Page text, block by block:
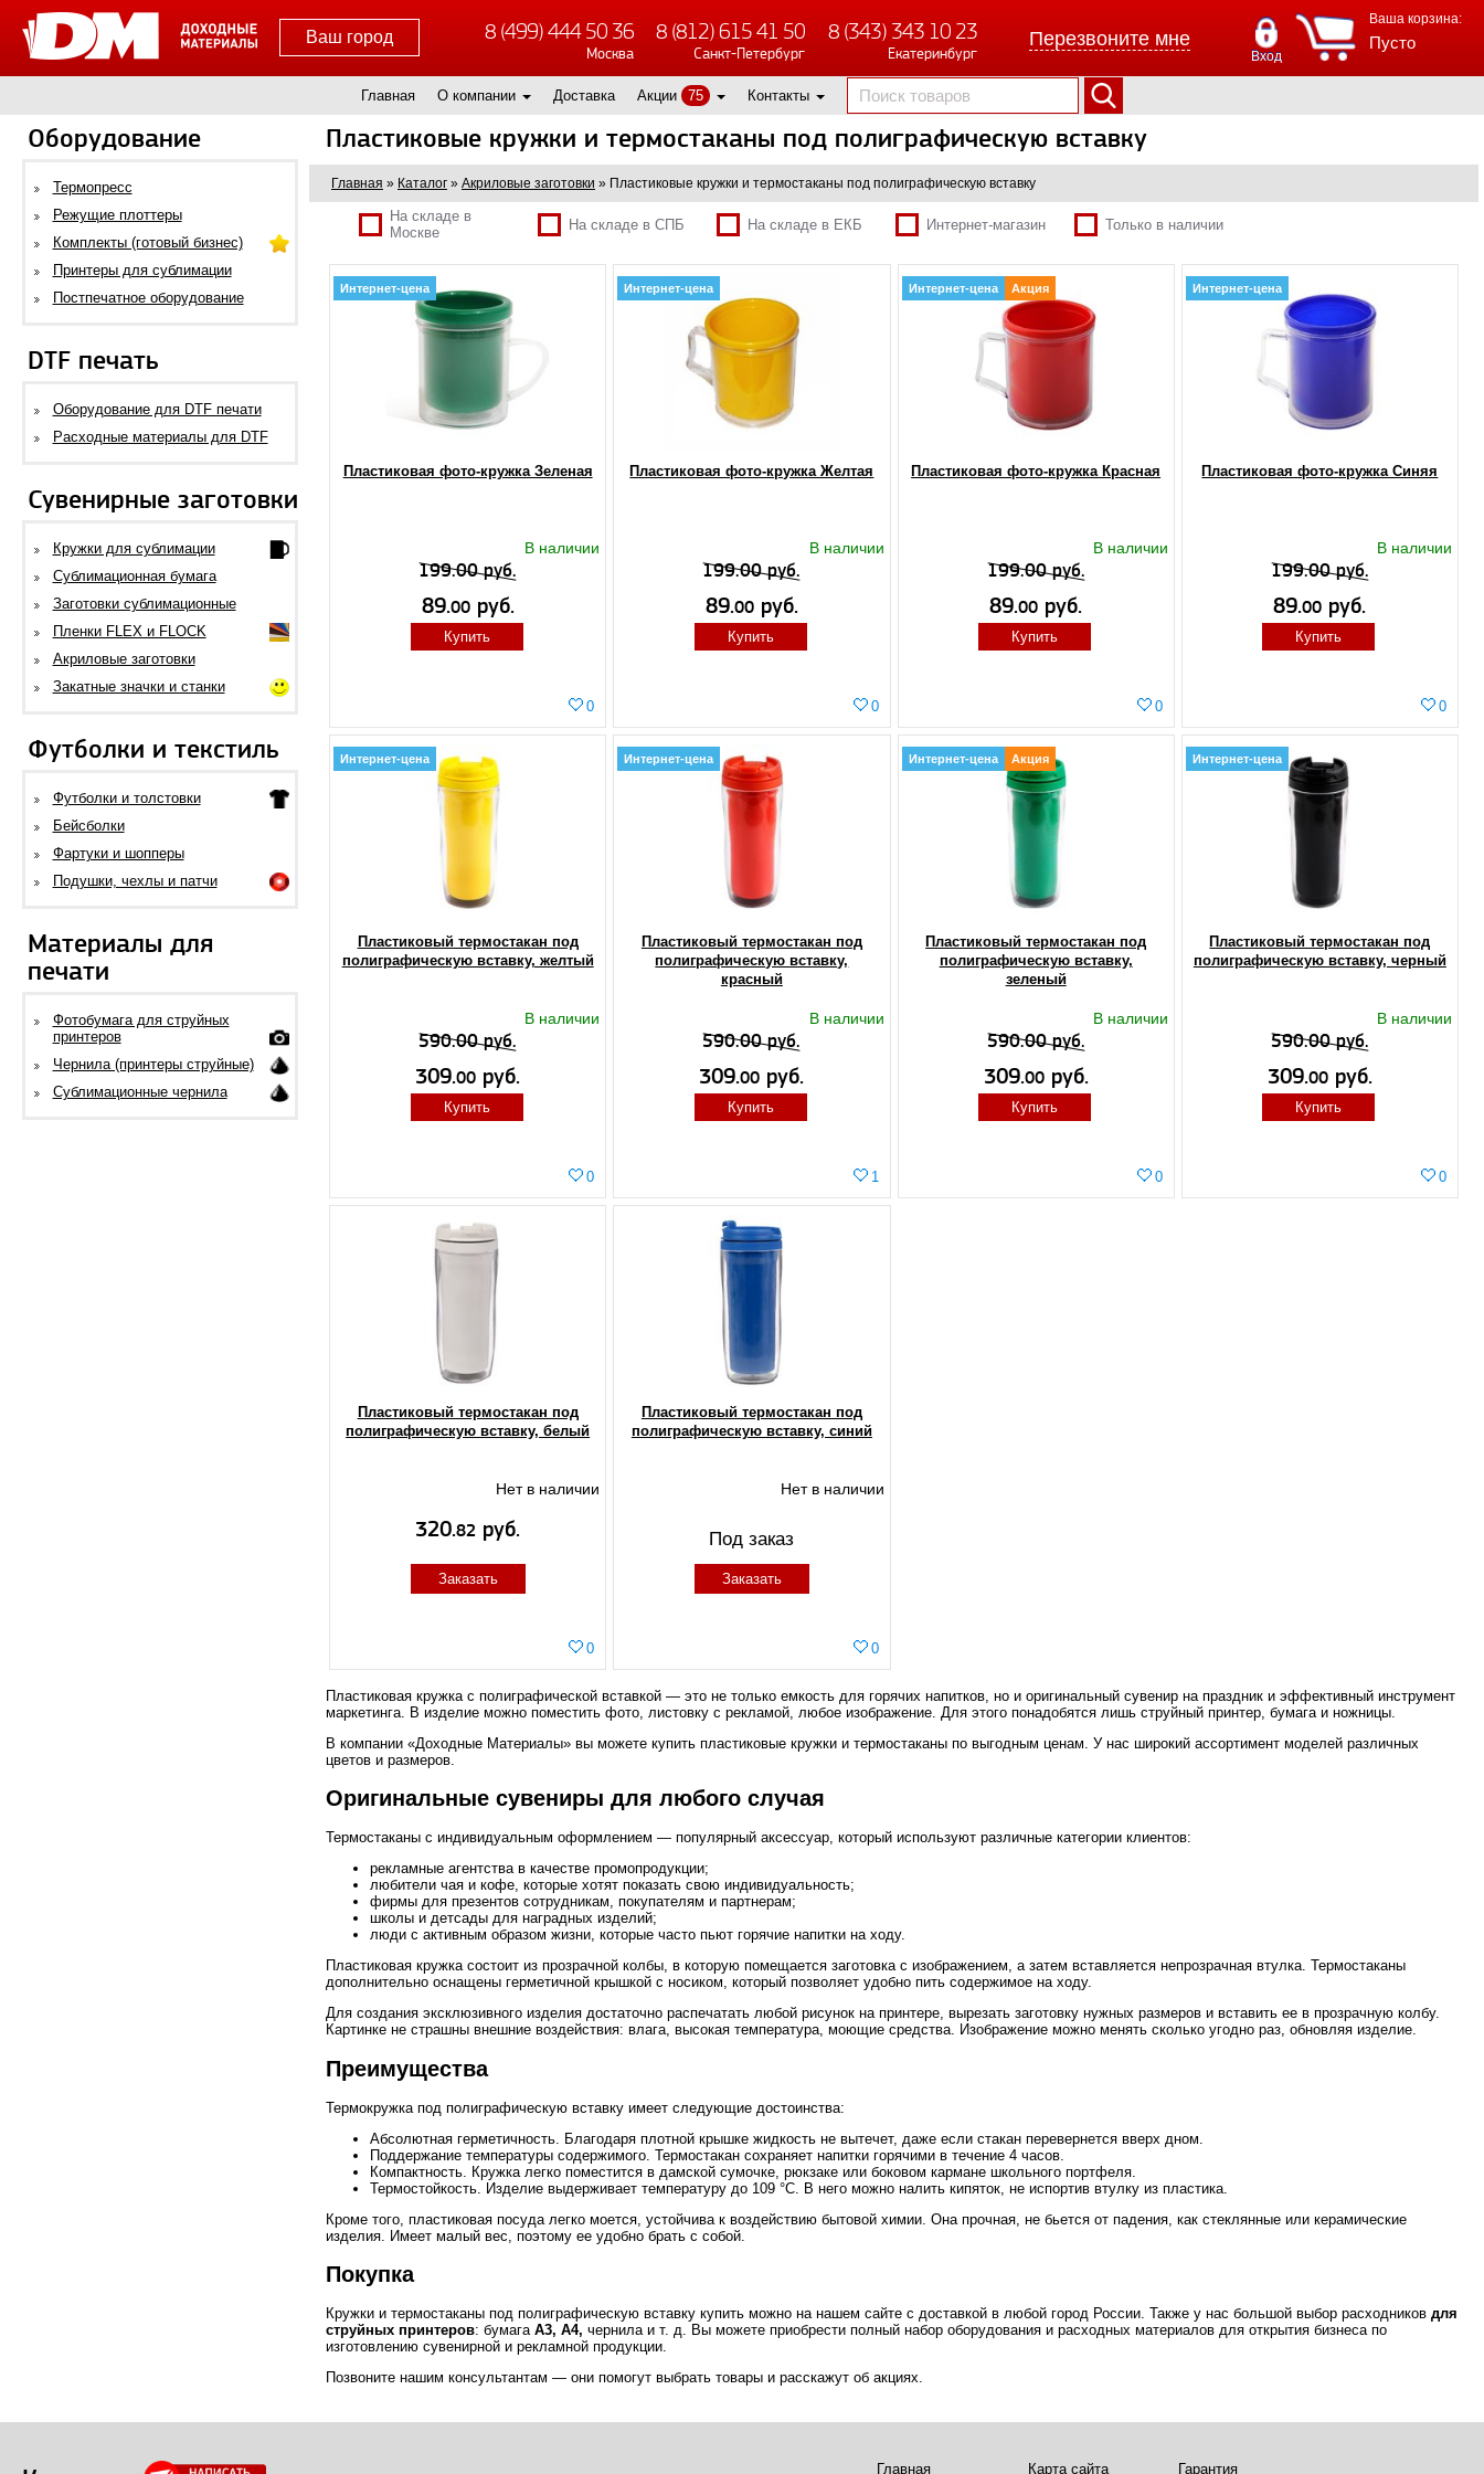
Ваш город 8 (499) 444 50 36
Москва
8 (812) 615 41 50
Санкт-Петербург
8 (343) 343 10 23
Екатеринбург
Перезвоните мне
Ваша корзина:
Пусто
Вход
Главная О компании Доставка Акции 75 Контакты
Оборудование
Термопресс
Режущие плоттеры
Комплекты (готовый бизнес)
Принтеры для сублимации
Постпечатное оборудование
DTF печать
Оборудование для DTF печати
Расходные материалы для DTF
Сувенирные заготовки
Кружки для сублимации
Сублимационная бумага
Заготовки сублимационные
Пленки FLEX и FLOCK
Акриловые заготовки
Закатные значки и станки
Футболки и текстиль
Футболки и толстовки
Бейсболки
Фартуки и шопперы
Подушки, чехлы и патчи
Материалы для
печати
Фотобумага для струйных
принтеров
Чернила (принтеры струйные)
Сублимационные чернила
Пластиковые кружки и термостаканы под полиграфическую вставку
Главная » Каталог » Акриловые заготовки » Пластиковые кружки и термостаканы под полиграфическую вставку
На складе в
Москве
На складе в СПБ На складе в ЕКБ Интернет-магазин Только в наличии
Пластиковая фото-кружка Зеленая
В наличии
0
Интернет-цена
199.00 руб.
89.00руб.
Купить
Пластиковая фото-кружка Желтая
В наличии
0
Интернет-цена
199.00 руб.
89.00руб.
Купить
Пластиковая фото-кружка Красная
В наличии
0
Акция
Интернет-цена
199.00 руб.
89.00 руб.
Купить
Пластиковая фото-кружка Синяя
В наличии
0
Интернет-цена
199.00 руб.
89.00 руб.
Купить
Пластиковый термостакан под
полиграфическую вставку, желтый
В наличии
0
Интернет-цена
590.00 руб.
309.00 руб.
Купить
Пластиковый термостакан под
полиграфическую вставку,
красный
В наличии
1
Интернет-цена
590.00 руб.
309.00 руб.
Купить
Пластиковый термостакан под
полиграфическую вставку,
зеленый
В наличии
0
Акция
Интернет-цена
590.00 руб.
309.00руб.
Купить
Пластиковый термостакан под
полиграфическую вставку, черный
В наличии
0
Интернет-цена
590.00 руб.
309.00руб.
Купить
Пластиковый термостакан под
полиграфическую вставку, белый
Нет в наличии
0
320.82 руб.
Заказать
Пластиковый термостакан под
полиграфическую вставку, синий
Нет в наличии
0
Под заказ
Заказать
Пластиковая кружка с полиграфической вставкой — это не только емкость для горячих напитков, но и оригинальный сувенир на праздник и эффективный инструмент
маркетинга. В изделие можно поместить фото, листовку с рекламой, любое изображение. Для этого понадобятся лишь струйный принтер, бумага и ножницы.
В компании «Доходные Материалы» вы можете купить пластиковые кружки и термостаканы по выгодным ценам. У нас широкий ассортимент моделей различных
цветов и размеров.
Оригинальные сувениры для любого случая
Термостаканы с индивидуальным оформлением — популярный аксессуар, который используют различные категории клиентов:
рекламные агентства в качестве промопродукции;
любители чая и кофе, которые хотят показать свою индивидуальность;
фирмы для презентов сотрудникам, покупателям и партнерам;
школы и детсады для наградных изделий;
люди с активным образом жизни, которые часто пьют горячие напитки на ходу.
Пластиковая кружка состоит из прозрачной колбы, в которую помещается заготовка с изображением, а затем вставляется непрозрачная втулка. Термостаканы
дополнительно оснащены герметичной крышкой с носиком, который позволяет удобно пить содержимое на ходу.
Для создания эксклюзивного изделия достаточно распечатать любой рисунок на принтере, вырезать заготовку нужных размеров и вставить ее в прозрачную колбу.
Картинке не страшны внешние воздействия: влага, высокая температура, моющие средства. Изображение можно менять сколько угодно раз, обновляя изделие.
Преимущества
Термокружка под полиграфическую вставку имеет следующие достоинства:
Абсолютная герметичность. Благодаря плотной крышке жидкость не вытечет, даже если стакан перевернется вверх дном.
Поддержание температуры содержимого. Термостакан сохраняет напитки горячими в течение 4 часов.
Компактность. Кружка легко поместится в дамской сумочке, рюкзаке или боковом кармане школьного портфеля.
Термостойкость. Изделие выдерживает температуру до 109 °C. В него можно налить кипяток, не испортив втулку из пластика.
Кроме того, пластиковая посуда легко моется, устойчива к воздействию бытовой химии. Она прочная, не бьется от падения, как стеклянные или керамические
изделия. Имеет малый вес, поэтому ее удобно брать с собой.
Покупка
Кружки и термостаканы под полиграфическую вставку купить можно на нашем сайте с доставкой в любой город России. Также у нас большой выбор расходников для
струйных принтеров: бумага А3, А4, чернила и т. д. Вы можете приобрести полный набор оборудования и расходных материалов для открытия бизнеса по
изготовлению сувенирной и рекламной продукции.
Позвоните нашим консультантам — они помогут выбрать товары и расскажут об акциях.
Главная Карта сайта Гарантия